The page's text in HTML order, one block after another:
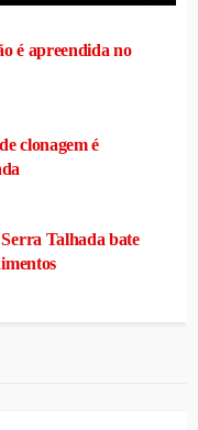
é apreendida no
clonagem é
Talhada bate